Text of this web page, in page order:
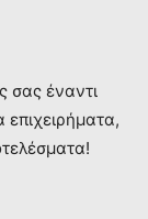
σας έναντι